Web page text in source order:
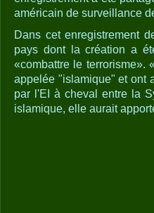
américain de surveillance
Dans cet enregistrement
pays dont la création a
«combattre le terrorisme».
appelée "islamique" et ont
par l'EI à cheval entre la
islamique, elle aurait